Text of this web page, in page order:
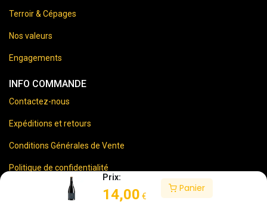
Prix:
14,00 €
Panier
Terroir & Cépages
Nos valeurs
Engagements
INFO COMMANDE
Contactez-nous
Expéditions et retours
Conditions Générales de Vente
Politique de confidentialité
Mentions Légales